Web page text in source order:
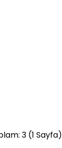
3 (1 Sayfa)